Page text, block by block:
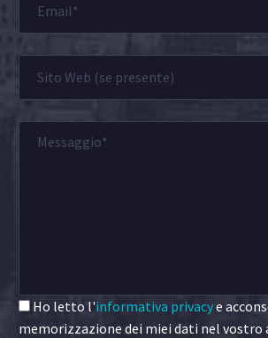
Ho letto l'informativa privacye
memorizzazione dei miei dati nel vostro